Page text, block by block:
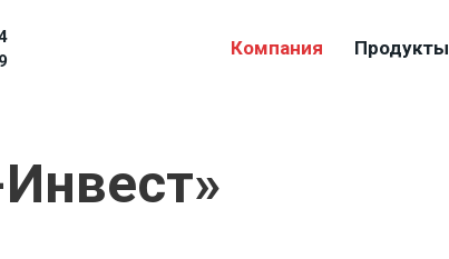
Компания Продукты